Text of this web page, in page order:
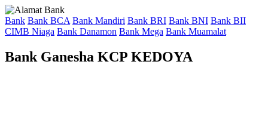
Bank Bank BCA Bank Mandiri Bank BRI Bank BNI Bank BII
CIMB Niaga Bank Danamon Bank Mega Bank Muamalat
Bank Ganesha KCP KEDOYA